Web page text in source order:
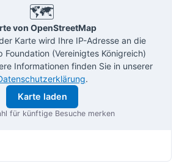
🗺️
von OpenStreetMap
Karte wird Ihre IP-Adresse an die
Foundation (Vereinigtes Königreich)
Informationen finden Sie in unserer
.
Karte laden
für künftige Besuche merken